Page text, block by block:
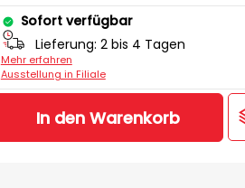
Sofort verfügbar
Lieferung: 2 bis 4 Tagen
Mehr erfahren
Ausstellung in Filiale
In den Warenkorb